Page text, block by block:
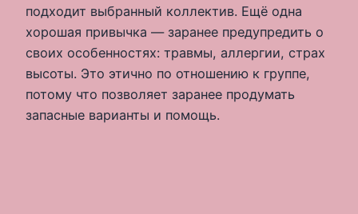
подходит выбранный коллектив. Ещё одна
хорошая привычка — заранее предупредить о
своих особенностях: травмы, аллергии, страх
высоты. Это этично по отношению к группе,
потому что позволяет заранее продумать
запасные варианты и помощь.